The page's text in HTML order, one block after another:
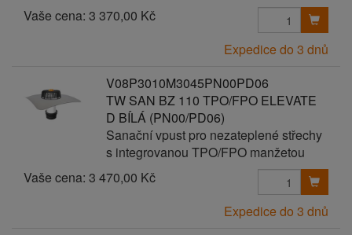
Vaše cena: 3 370,00 Kč
Expedice do 3 dnů
V08P3010M3045PN00PD06
TW SAN BZ 110 TPO/FPO ELEVATE
D BÍLÁ (PN00/PD06)
Sanační vpust pro nezateplené střechy
s integrovanou TPO/FPO manžetou
Vaše cena: 3 470,00 Kč
Expedice do 3 dnů